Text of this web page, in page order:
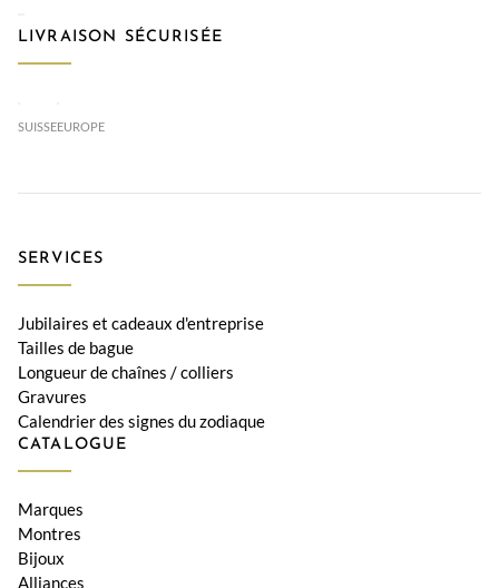
LIVRAISON SÉCURISÉE
SUISSEEUROPE
SERVICES
Jubilaires et cadeaux d'entreprise
Tailles de bague
Longueur de chaînes / colliers
Gravures
Calendrier des signes du zodiaque
CATALOGUE
Marques
Montres
Bijoux
Alliances